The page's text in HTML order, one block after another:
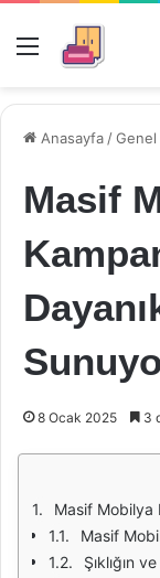
Menü
Anasayfa /Genel
Masif
8 Ocak 2025 3
Masif Mobilya
Masif
Şıklığın